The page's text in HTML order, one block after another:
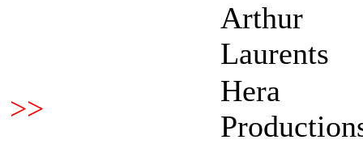
Arthur
Laurents
>>
Hera